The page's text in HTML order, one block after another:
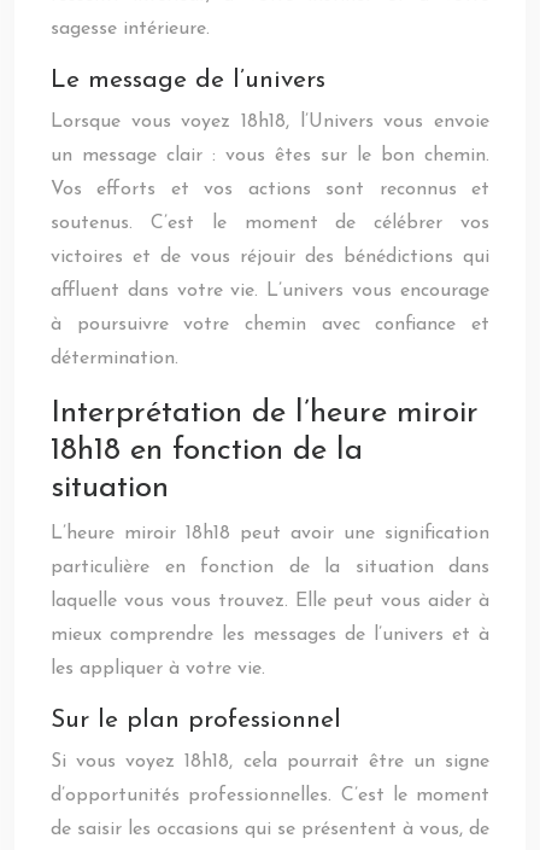
sagesse intérieure.
Le message de l’univers
Lorsque vous voyez 18h18, l’Univers vous envoie
un message clair : vous êtes sur le bon chemin.
Vos efforts et vos actions sont reconnus et
soutenus. C’est le moment de célébrer vos
victoires et de vous réjouir des bénédictions qui
affluent dans votre vie. L’univers vous encourage
à poursuivre votre chemin avec confiance et
détermination.
Interprétation de l’heure miroir
18h18 en fonction de la
situation
L’heure miroir 18h18 peut avoir une signification
particulière en fonction de la situation dans
laquelle vous vous trouvez. Elle peut vous aider à
mieux comprendre les messages de l’univers et à
les appliquer à votre vie.
Sur le plan professionnel
Si vous voyez 18h18, cela pourrait être un signe
d’opportunités professionnelles. C’est le moment
de saisir les occasions qui se présentent à vous, de